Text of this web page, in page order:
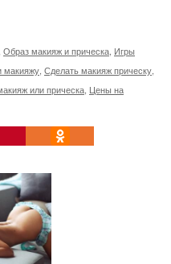
Образ макияж и прическа Игры
макияжу Сделать макияж прическу
или прическа Цены на